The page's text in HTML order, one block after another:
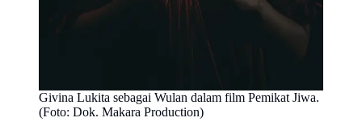
Givina Lukita sebagai Wulan dalam film Pemikat Jiwa.
(Foto: Dok. Makara Production)